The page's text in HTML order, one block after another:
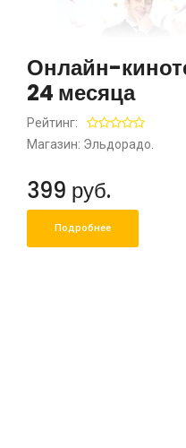
Онлайн-
24 месяца
Рейтинг:
Магазин: Эльдорадо.
399 руб.
Подробнее